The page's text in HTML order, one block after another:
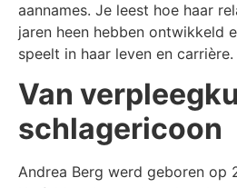
aannames. Je leest hoe haar
jaren heen hebben ontwikkeld
speelt in haar leven en carrière.
Van
schlagericoon
Andrea Berg werd geboren op